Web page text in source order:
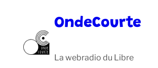
OndeCourte
La webradio du Libre